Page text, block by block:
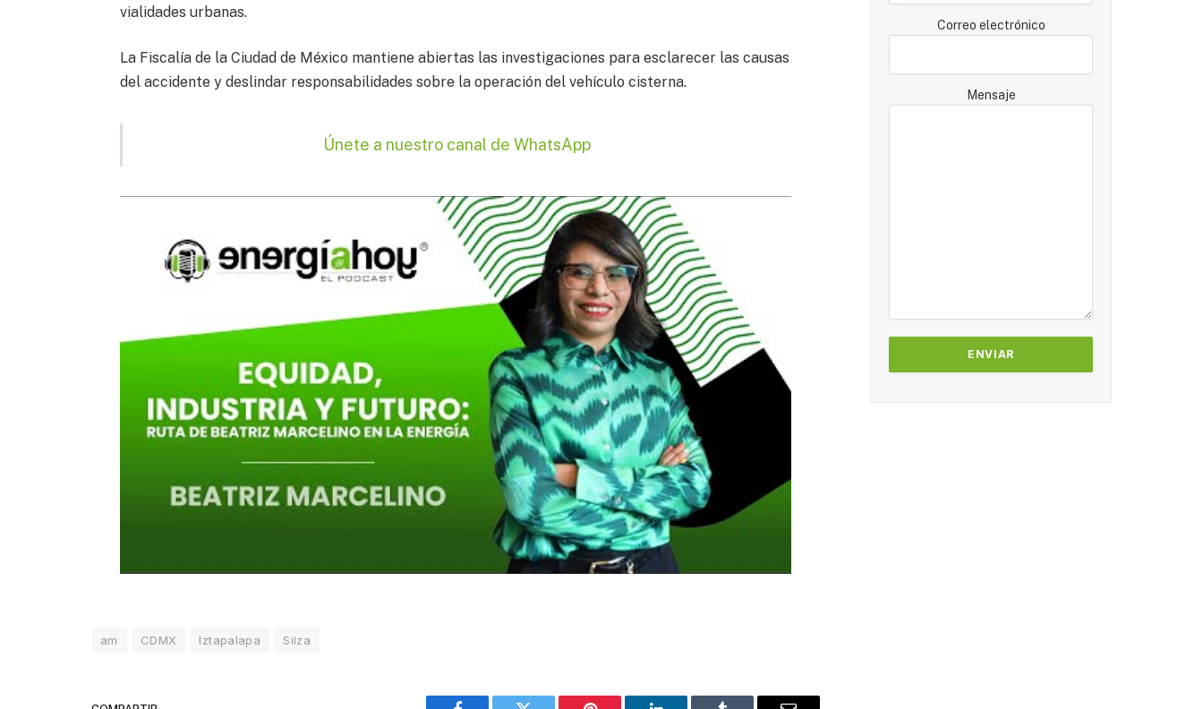
vialidades urbanas.
La Fiscalía de la Ciudad de México mantiene abiertas las investigaciones para esclarecer las causas
del accidente y deslindar responsabilidades sobre la operación del vehículo cisterna.
Únete a nuestro canal de WhatsApp
am CDMX Iztapalapa Silza
Correo electrónico
Mensaje